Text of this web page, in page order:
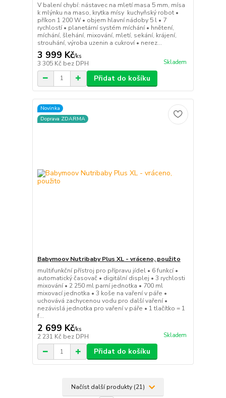
V balení chybí: nástavec na mletí masa 5 mm, mísa
k mlýnku na maso, krytka mísy kuchyňský robot •
příkon 1 200 W • objem hlavní nádoby 5 l • 7
rychlostí • planetární systém míchání • hnětení,
míchání, šlehání, mixování, mletí, sekání, krájení,
strouhání, výroba uzenin a cukroví • nerez...
3 999 Kč/ks
3 305 Kč bez DPH Skladem
Přidat do košíku
Novinka
Doprava ZDARMA
Babymoov Nutribaby Plus XL - vráceno, použito
multifunkční přístroj pro přípravu jídel • 6 funkcí •
automatický časovač • digitální displej • 3 rychlosti
mixování • 2 250 ml parní jednotka • 700 ml
mixovací jednotka • 3 koše na vaření v páře •
uchovává zachycenou vodu pro další vaření •
nezávislá jednotka pro vaření v páře • 1 tlačítko = 1
f...
2 699 Kč/ks
2 231 Kč bez DPH Skladem
Přidat do košíku
Načíst další produkty (21)